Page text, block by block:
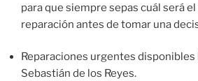
para que siempre sepas cuál será
reparación antes de tomar una
Reparaciones urgentes disponibles
Sebastián de los Reyes.